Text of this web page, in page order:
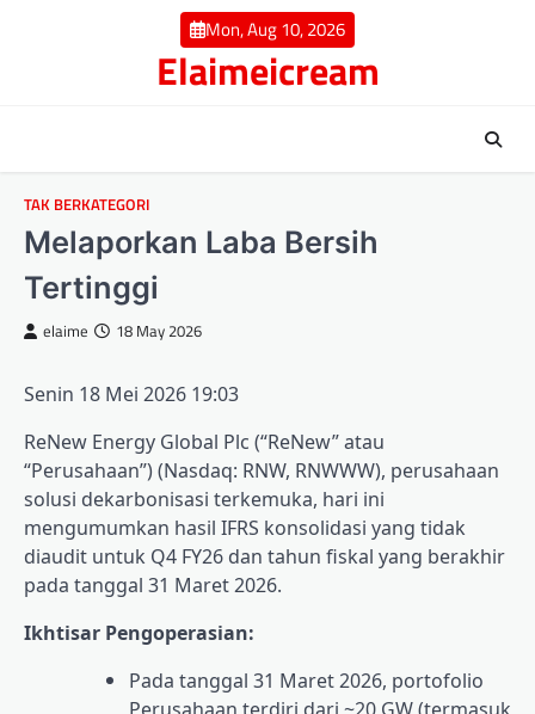
Mon, Aug 10, 2026
Elaimeicream
TAK BERKATEGORI
Melaporkan Laba Bersih
Tertinggi
elaime 18 May 2026
Senin 18 Mei 2026 19:03
ReNew Energy Global Plc (“ReNew” atau
“Perusahaan”) (Nasdaq: RNW, RNWWW), perusahaan
solusi dekarbonisasi terkemuka, hari ini
mengumumkan hasil IFRS konsolidasi yang tidak
diaudit untuk Q4 FY26 dan tahun fiskal yang berakhir
pada tanggal 31 Maret 2026.
Ikhtisar Pengoperasian:
Pada tanggal 31 Maret 2026, portofolio